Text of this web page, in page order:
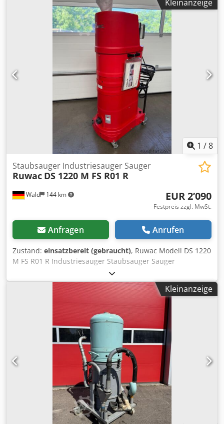
vorbeikommen. Gerne können wir für Sie eine
Kostengünstige Spedition organisieren! Codsxxibxopfx
Agkjrf Sie erhalten eine ordentliche Rechnung. Für
Ausländische Kunden kann auch eine Nettorechnung
erstellt werden. Vorraussetzung ist eine gültige
Ust.Indent.Nr. Zwischenverkauf vorbehalten. Besuchen Sie
unseren Shop und sehen Sie sich auch unsere weiteren
Angebote an. Angegebene Firmennamen und
Warenzeichen sind Eigentum Ihrer Inhaber und dienen
lediglich zur Identifikation und Beschreibung der Produkte.
Abweichungen von technischen Daten sowie Irrtümer in
der Beschreibung des Artikels können passieren und
Kleinanzeige
1 /8
Wald 144 km
Staubsauger Industriesauger Sauger
Ruwac DS 1220 M FS R01 R
EUR 2’090
Festpreis zzgl. MwSt.
Anfragen Anrufen
Zustand: einsatzbereit (gebraucht), Ruwac Modell DS 1220
M FS R01 R Industriesauger Staubsauger Sauger
Hersteller: Ruwac Typ: DS 1220 M FS / R01 R Gewicht: ca.
68 Kg Crjdewiw E Nepfx Agkjf 2,2 kW Sie können gerne zu
einer Besichtigung vorbeikommen. Gerne können wir für
Sie eine Kostengünstige Spedition organisieren! Sie
erhalten eine ordentliche Rechnung. Für Ausländische
Kunden kann auch eine Nettorechnung erstellt werden.
Vorraussetzung ist eine gültige Ust.Indent.Nr.
Zwischenverkauf vorbehalten. Besuchen Sie unseren Shop
und sehen Sie sich auch unsere weiteren Angebote an.
Angegebene Firmennamen und Warenzeichen sind
Eigentum Ihrer Inhaber und dienen lediglich zur
Identifikation und Beschreibung der Produkte.
Abweichungen von technischen Daten sowie Irrtümer in
der Beschreibung des Artikels können passieren und
bleiben vorbehalten.
Kleinanzeige